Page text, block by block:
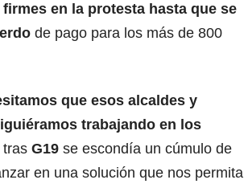
en la protesta hasta que se
de pago para los más de 800
que esos alcaldes y
trabajando en los
tras G19 se escondía un cúmulo de
en una solución que nos permita